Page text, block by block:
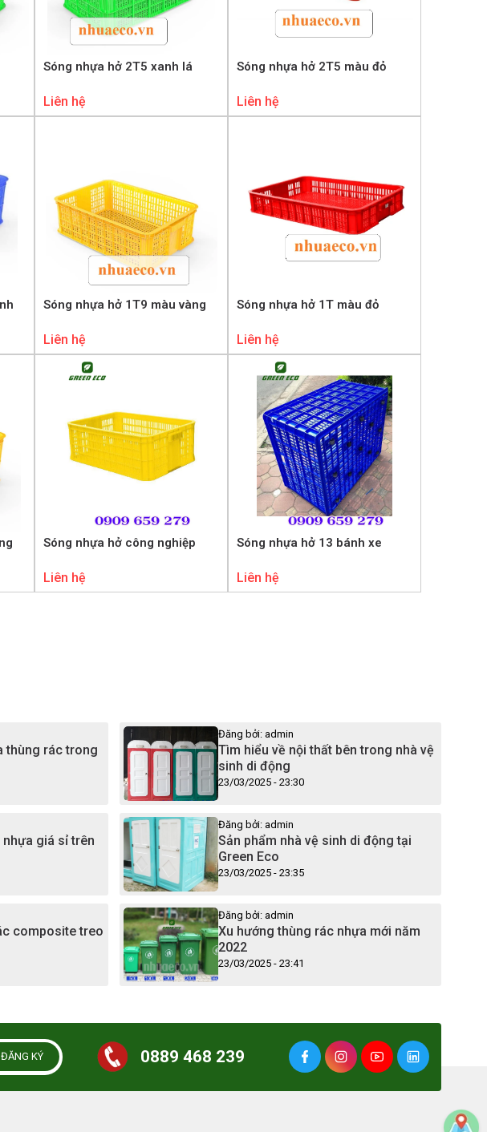
Sóng nhựa hở 2T5 xanh lá
Liên hệ
Sóng nhựa hở 2T5 màu đỏ
Liên hệ
Sóng nhựa hở 1T9 màu vàng
Liên hệ
Sóng nhựa hở 1T màu đỏ
Liên hệ
Sóng nhựa hở công nghiệp
Liên hệ
Sóng nhựa hở 13 bánh xe
Liên hệ
thùng rác trong
giá sỉ trên
composite treo
Đăng bởi: admin
Tìm hiểu về nội thất bên trong nhà vệ
sinh di động
23/03/2025 - 23:30
Đăng bởi: admin
Sản phẩm nhà vệ sinh di động tại
Green Eco
23/03/2025 - 23:35
Đăng bởi: admin
Xu hướng thùng rác nhựa mới năm
2022
23/03/2025 - 23:41
ĐĂNG KÝ 0889 468 239